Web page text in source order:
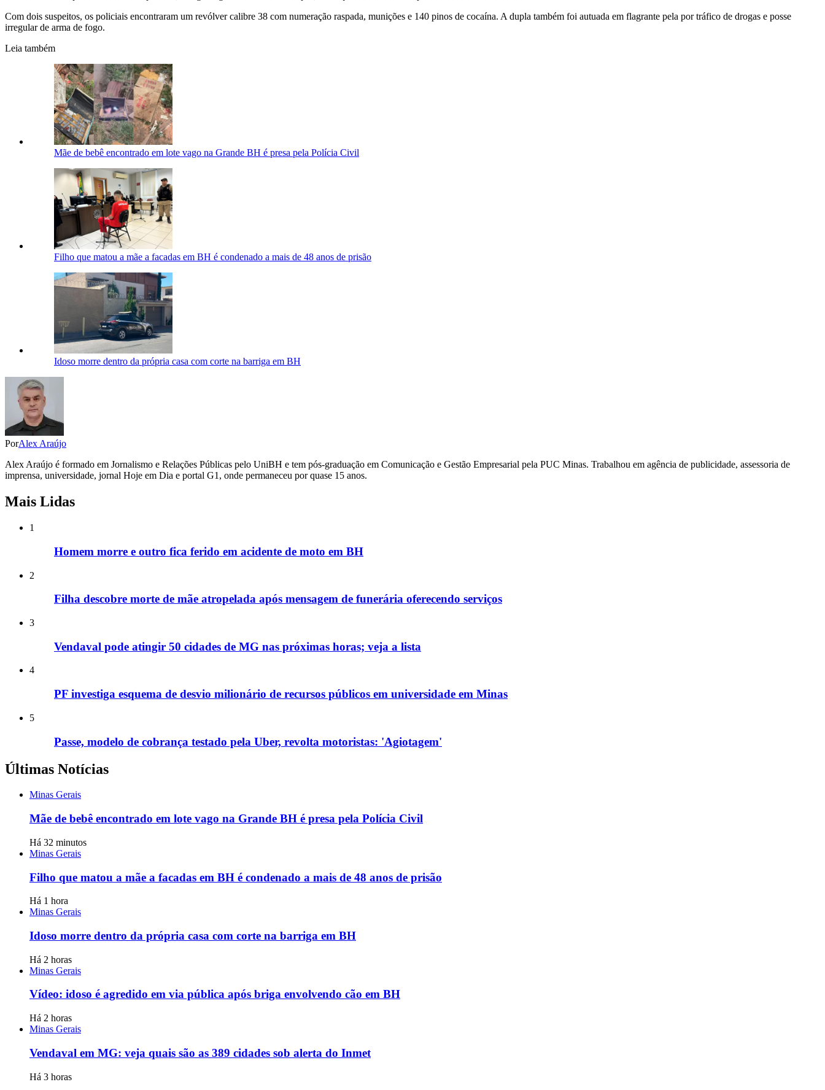
Com dois suspeitos, os policiais encontraram um revólver calibre 38 com numeração raspada, munições e 140 pinos de cocaína. A dupla também foi autuada em flagrante pela por tráfico de drogas e posse
irregular de arma de fogo.
Leia também
Mãe de bebê encontrado em lote vago na Grande BH é presa pela Polícia Civil
Filho que matou a mãe a facadas em BH é condenado a mais de 48 anos de prisão
Idoso morre dentro da própria casa com corte na barriga em BH
PorAlex Araújo
Alex Araújo é formado em Jornalismo e Relações Públicas pelo UniBH e tem pós-graduação em Comunicação e Gestão Empresarial pela PUC Minas. Trabalhou em agência de publicidade, assessoria de
imprensa, universidade, jornal Hoje em Dia e portal G1, onde permaneceu por quase 15 anos.
Mais Lidas
1
Homem morre e outro fica ferido em acidente de moto em BH
2
Filha descobre morte de mãe atropelada após mensagem de funerária oferecendo serviços
3
Vendaval pode atingir 50 cidades de MG nas próximas horas; veja a lista
4
PF investiga esquema de desvio milionário de recursos públicos em universidade em Minas
5
Passe, modelo de cobrança testado pela Uber, revolta motoristas: 'Agiotagem'
Últimas Notícias
Minas Gerais
Mãe de bebê encontrado em lote vago na Grande BH é presa pela Polícia Civil
Há 32 minutos
Minas Gerais
Filho que matou a mãe a facadas em BH é condenado a mais de 48 anos de prisão
Há 1 hora
Minas Gerais
Idoso morre dentro da própria casa com corte na barriga em BH
Há 2 horas
Minas Gerais
Vídeo: idoso é agredido em via pública após briga envolvendo cão em BH
Há 2 horas
Minas Gerais
Vendaval em MG: veja quais são as 389 cidades sob alerta do Inmet
Há 3 horas